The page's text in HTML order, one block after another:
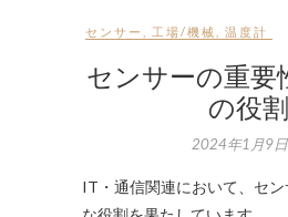
センサー 工場/機械 温度計
センサーの重要
の役割
2024年1月9日
IT・通信関連において、セ